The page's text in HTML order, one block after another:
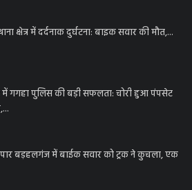
क्षेत्र में दर्दनाक दुर्घटना: बाइक सवार की मौत,...
गगहा पुलिस की बड़ी सफलता: चोरी हुआ पंपसेट
बड़हलगंज में बाईक सवार को ट्रक ने कुचला, एक